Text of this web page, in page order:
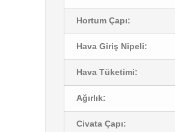
Hortum Çapı:
Hava Giriş Nipeli:
Hava Tüketimi:
Ağırlık:
Civata Çapı: